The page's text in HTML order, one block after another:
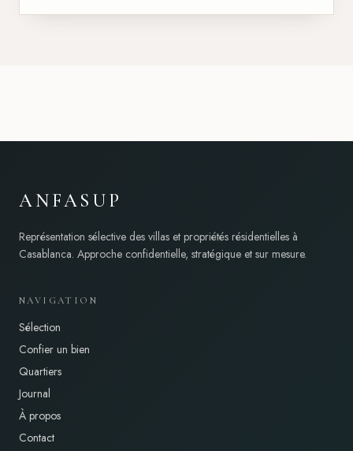
ANFASUP
Représentation sélective des villas et propriétés résidentielles à
Casablanca. Approche confidentielle, stratégique et sur mesure.
NAVIGATION
Sélection
Confier un bien
Quartiers
Journal
À propos
Contact